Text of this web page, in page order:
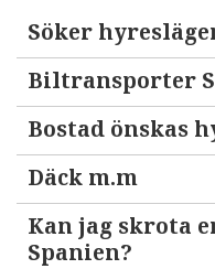
Söker
Biltransporter
Bostad önskas
Däck m.m
Kan jag skrota
Spanien?